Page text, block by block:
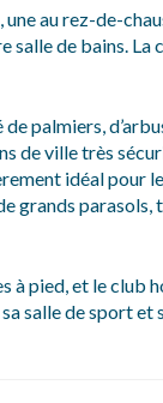
au rez-de-
salle de bains.
palmiers,
de ville très
idéal pour
grands parasols,
à pied, et le club
salle de sport